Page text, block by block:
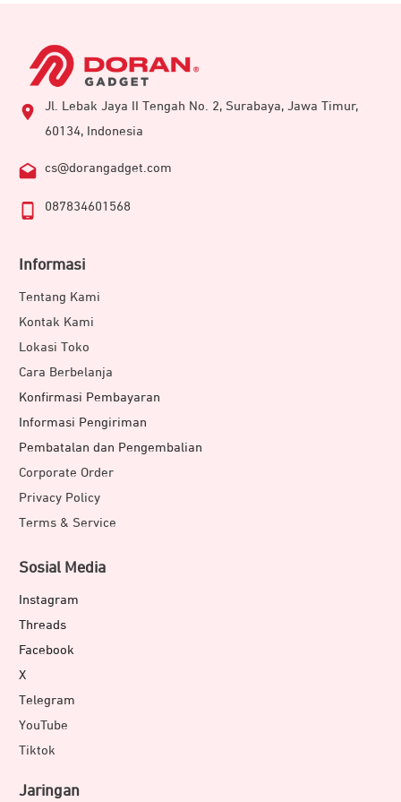
Jl. Lebak Jaya II Tengah No. 2, Surabaya, Jawa Timur,
60134, Indonesia
cs@dorangadget.com
087834601568
Informasi
Tentang Kami
Kontak Kami
Lokasi Toko
Cara Berbelanja
Konfirmasi Pembayaran
Informasi Pengiriman
Pembatalan dan Pengembalian
Corporate Order
Privacy Policy
Terms & Service
Sosial Media
Instagram
Threads
Facebook
X
Telegram
YouTube
Tiktok
Jaringan